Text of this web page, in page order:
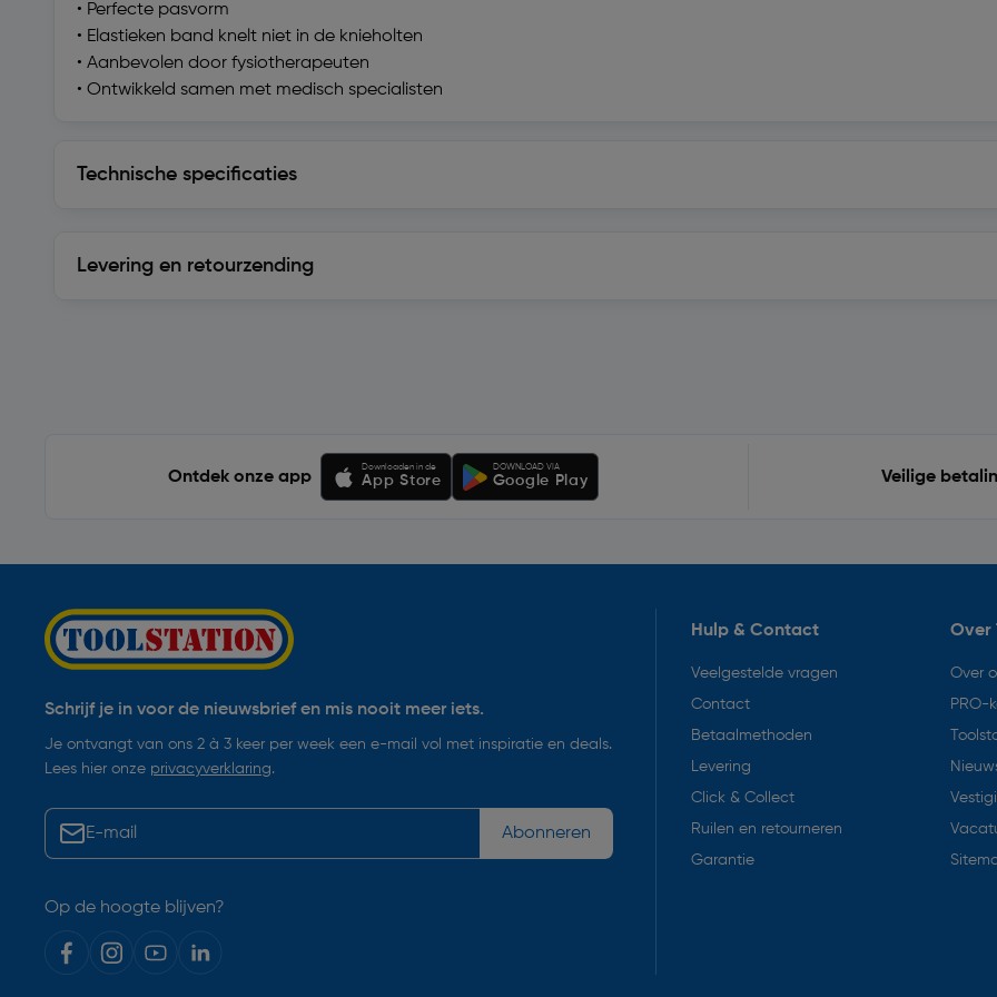
• Perfecte pasvorm
• Elastieken band knelt niet in de knieholten
• Aanbevolen door fysiotherapeuten
• Ontwikkeld samen met medisch specialisten
Technische specificaties
Levering en retourzending
Ontdek onze app
Downloaden in de
App Store
DOWNLOAD VIA
Google Play Veilige
Schrijf je in voor de nieuwsbrief en mis nooit meer iets.
Je ontvangt van ons 2 à 3 keer per week een e-mail vol met inspiratie en deals.
Lees hier onze privacyverklaring.
Abonneren
Op de hoogte blijven?
Hulp & Contact
Veelgestelde vragen
Contact
Betaalmethoden
Levering
Click & Collect
Ruilen en retourneren
Garantie
Over
Over
PRO-